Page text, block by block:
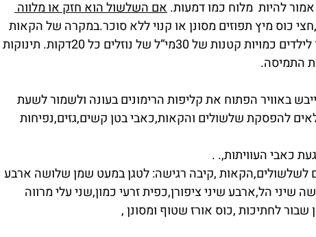
להיות  מלוח כמו דמעות. אם השלשול הוא חזק או מלווה
כוס מיץ תפוזים מסונן או קנוי ללא סוכר.במקרה של הקאות
יש לתת כל שתי דקות כפית מהנוזל. תנו לילדים כמויות קטנות של 30מי“ל של נוזלים כל 20דקות. תינוקות
התמיסה.
באוויר הפתוח את קליפות הרימונים בעונה ולשמור לשעת
להפסקת שלשולים והקאות,כאבי בטן קשים,גזים,נפיחות
כאבי העוויתות,. .
לשלשולים,הקאות ,קיבה רגישה: לטגן במעט שמן שלושה ארבע
הל,ארבע שיני ציפורן,כפית זרעי כמון,שני עלי מרווה
שבור לחתיכות ,כוס אורז שטוף ומסונן ,